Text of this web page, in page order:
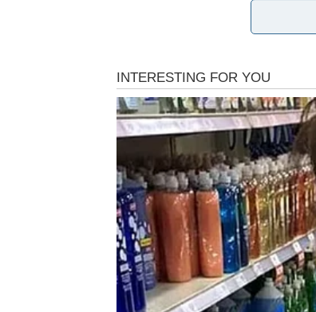
predispoziciju, dok su drugi rezultat
zanemarivanja preventivnih pregleda.
U takvim okolnostima mnogi posežu
zauzima posebno mjesto jer je lako
Tradicionalno se koristio u obliku
Njegova popularnost temelji se na
s metabolizmom i antioksidativnom